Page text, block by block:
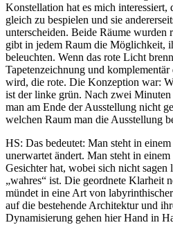
Konstellation hat es mich interessiert,
gleich zu bespielen und sie
unterscheiden. Beide Räume wurden
gibt in jedem Raum die Möglichkeit,
beleuchten. Wenn das rote Licht
Tapetenzeichnung und
wird, die rote. Die Konzeption war:
ist der linke grün. Nach zwei Minuten
man am Ende der Ausstellung nicht
welchen Raum man die Ausstellung
HS: Das bedeutet: Man steht in
unerwartet ändert. Man steht in
Gesichter hat, wobei sich nicht sagen
„wahres“ ist. Die geordnete Klarheit
mündet in eine Art von
auf die bestehende Architektur und
Dynamisierung gehen hier Hand in